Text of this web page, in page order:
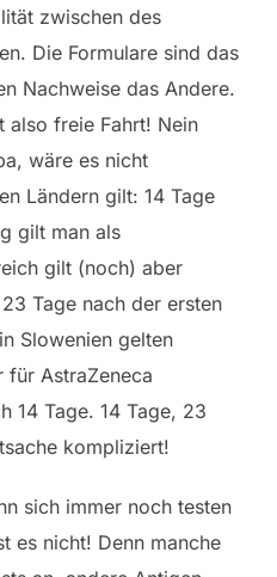
zwischen des
Die Formulare sind das
Nachweise das Andere.
also freie Fahrt! Nein
wäre es nicht
Ländern gilt: 14 Tage
gilt man als
gilt (noch) aber
Tage nach der ersten
Slowenien gelten
für AstraZeneca
14 Tage. 14 Tage, 23
kompliziert!
sich immer noch testen
es nicht! Denn manche